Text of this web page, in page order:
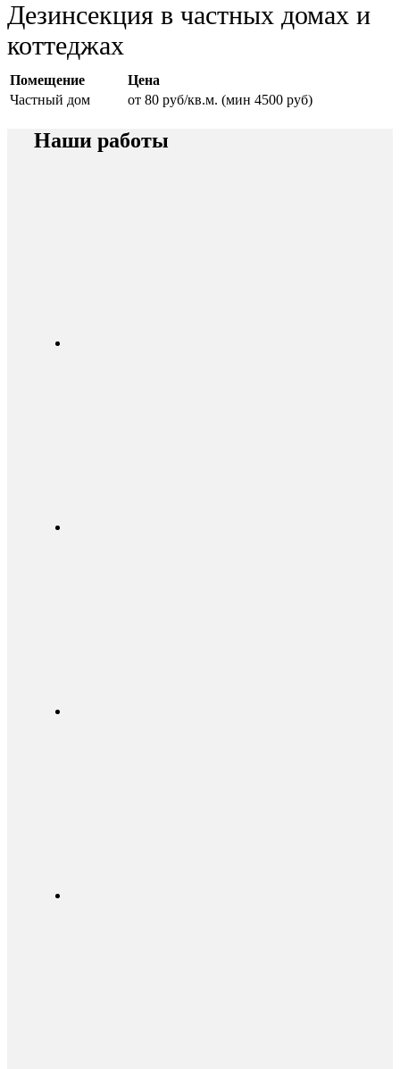
Дезинсекция в частных домах и
коттеджах
Помещение
Цена
Частный дом
от 80 руб/кв.м. (мин 4500 руб)
Наши работы